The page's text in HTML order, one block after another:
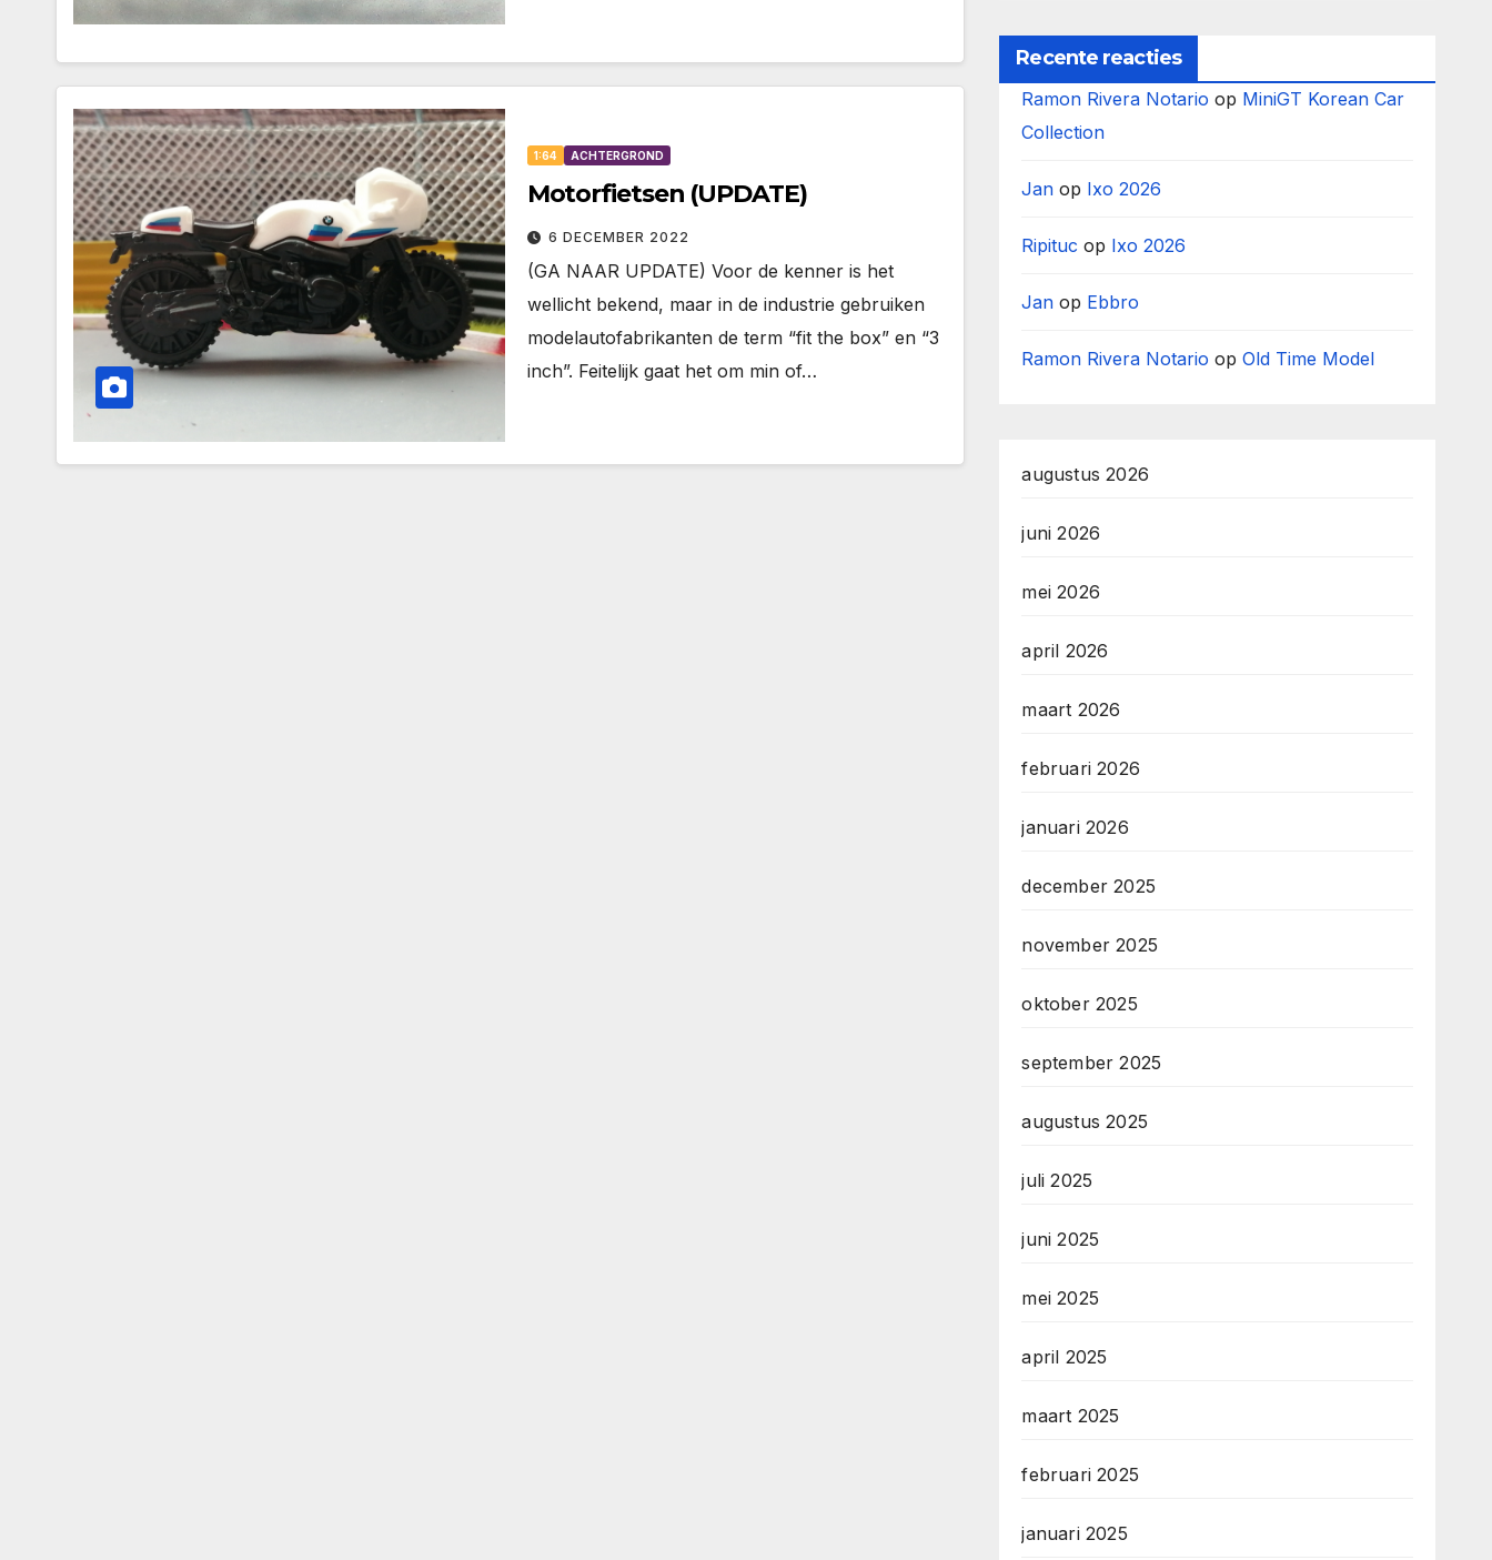
1:64 ACHTERGROND
Motorfietsen (UPDATE)
6 DECEMBER 2022
(GA NAAR UPDATE) Voor de kenner is het
wellicht bekend, maar in de industrie gebruiken
modelautofabrikanten de term “fit the box” en “3
inch”. Feitelijk gaat het om min of…
Recente reacties
Ramon Rivera Notario op MiniGT Korean Car
Collection
Jan op Ixo 2026
Ripituc op Ixo 2026
Jan op Ebbro
Ramon Rivera Notario opOld Time Model
augustus 2026
juni 2026
mei 2026
april 2026
maart 2026
februari 2026
januari 2026
december 2025
november 2025
oktober 2025
september 2025
augustus 2025
juli 2025
juni 2025
mei 2025
april 2025
maart 2025
februari 2025
januari 2025